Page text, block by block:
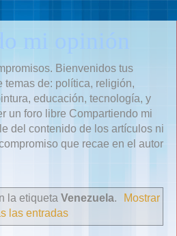
mi opinión
Bienvenidos tus
temas de: política, religión,
educación, tecnología, y
un foro libre Compartiendo mi
del contenido de los artículos ni
que recae en el autor
la etiqueta Venezuela.
Mostrar
las entradas